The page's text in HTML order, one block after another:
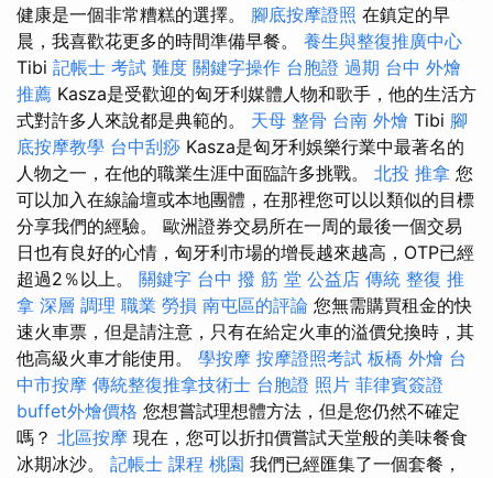
健康是一個非常糟糕的選擇。 腳底按摩證照 在鎮定的早
晨，我喜歡花更多的時間準備早餐。 養生與整復推廣中心
Tibi 記帳士 考試 難度 關鍵字操作 台胞證 過期 台中 外燴
推薦 Kasza是受歡迎的匈牙利媒體人物和歌手，他的生活方
式對許多人來說都是典範的。 天母 整骨 台南 外燴 Tibi 腳
底按摩教學 台中刮痧 Kasza是匈牙利娛樂行業中最著名的
人物之一，在他的職業生涯中面臨許多挑戰。 北投 推拿 您
可以加入在線論壇或本地團體，在那裡您可以以類似的目標
分享我們的經驗。 歐洲證券交易所在一周的最後一個交易
日也有良好的心情，匈牙利市場的增長越來越高，OTP已經
超過2％以上。 關鍵字 台中 撥 筋 堂 公益店 傳統 整復 推
拿 深層 調理 職業 勞損 南屯區的評論 您無需購買租金的快
速火車票，但是請注意，只有在給定火車的溢價兌換時，其
他高級火車才能使用。 學按摩 按摩證照考試 板橋 外燴 台
中市按摩 傳統整復推拿技術士 台胞證 照片 菲律賓簽證
buffet外燴價格 您想嘗試理想體方法，但是您仍然不確定
嗎？ 北區按摩 現在，您可以折扣價嘗試天堂般的美味餐食
冰期冰沙。 記帳士 課程 桃園 我們已經匯集了一個套餐，